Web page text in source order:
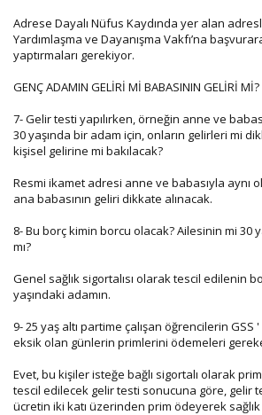
Adrese Dayalı Nüfus Kaydında yer alan
Yardımlaşma ve Dayanışma Vakfı’na
yaptırmaları gerekiyor.
GENÇ ADAMIN GELİRİ Mİ BABASININ GELİRİ Mİ?
7- Gelir testi yapılırken, örneğin anne ve
30 yaşında bir adam için, onların gelirleri mi
kişisel gelirine mi bakılacak?
Resmi ikamet adresi anne ve babasıyla aynı
ana babasının geliri dikkate alınacak.
8- Bu borç kimin borcu olacak? Ailesinin mi 30
mı?
Genel sağlık sigortalısı olarak tescil edilenin
yaşındaki adamın.
9- 25 yaş altı partime çalışan öğrencilerin
eksik olan günlerin primlerini ödemeleri
Evet, bu kişiler isteğe bağlı sigortalı olarak
tescil edilecek gelir testi sonucuna göre, gelir
ücretin iki katı üzerinden prim ödeyerek sağlık